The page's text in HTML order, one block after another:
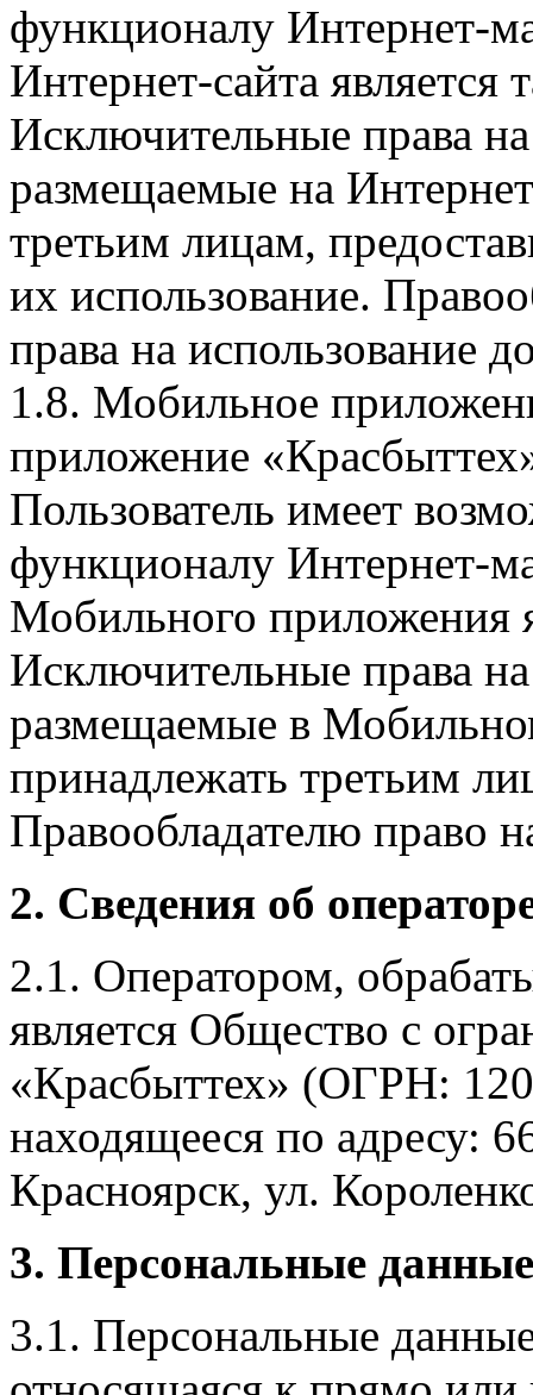
функционалу Интернет-
Интернет-сайта
Исключительные права
размещаемые на
третьим лицам,
их использование.
права на использование
1.8. Мобильное
приложение
Пользователь имеет
функционалу Интернет-
Мобильного приложения
Исключительные права
размещаемые в
принадлежать третьим
Правообладателю право
2. Сведения об
2.1. Оператором,
является Общество с
«Красбыттех» (ОГРН:
находящееся по адресу:
Красноярск, ул.
3. Персональные
3.1. Персональные